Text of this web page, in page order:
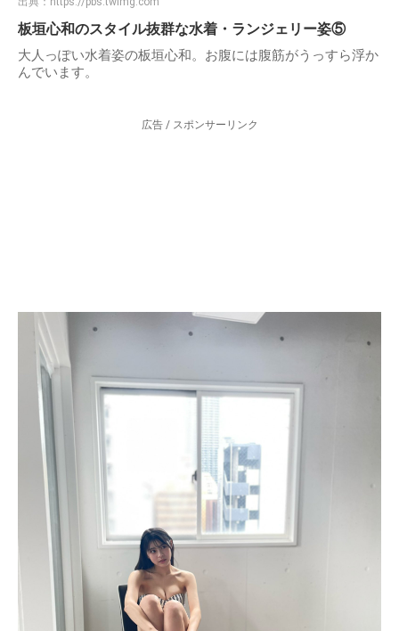
板垣心和のスタイル抜群な水着・ランジェリー姿⑤
大人っぽい水着姿の板垣心和。お腹には腹筋がうっすら浮か
んでいます。
広告 / スポンサーリンク